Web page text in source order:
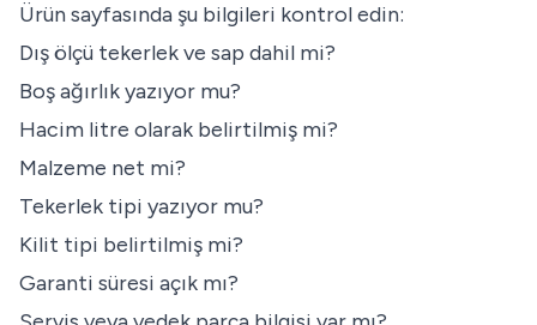
Ürün sayfasında şu bilgileri kontrol edin:
Dış ölçü tekerlek ve sap dahil mi?
Boş ağırlık yazıyor mu?
Hacim litre olarak belirtilmiş mi?
Malzeme net mi?
Tekerlek tipi yazıyor mu?
Kilit tipi belirtilmiş mi?
Garanti süresi açık mı?